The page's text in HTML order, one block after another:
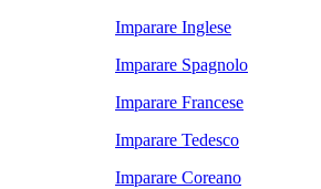
Imparare Inglese
Imparare Spagnolo
Imparare Francese
Imparare Tedesco
Imparare Coreano